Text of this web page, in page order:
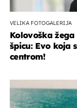
VELIKA FOTOGALERIJA
Kolovoška
špicu: Evo koja
centrom!